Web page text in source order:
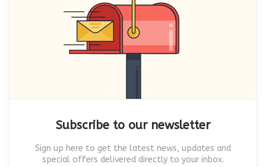
Subscribe to our newsletter
Sign up here to get the latest news, updates and
special offers delivered directly to your inbox.